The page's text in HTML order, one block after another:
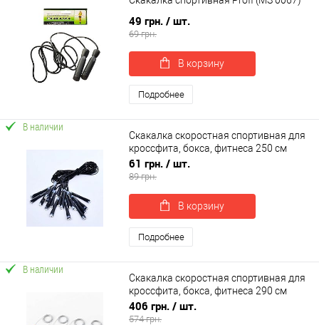
49 грн. / шт.
69 грн.
В корзину
Подробнее
В наличии
Скакалка скоростная спортивная для
кроссфита, бокса, фитнеса 250 см
OSPORT (MS 4133)
61 грн. / шт.
89 грн.
В корзину
Подробнее
В наличии
Скакалка скоростная спортивная для
кроссфита, бокса, фитнеса 290 см
OSPORT (MS 4614)
406 грн. / шт.
574 грн.